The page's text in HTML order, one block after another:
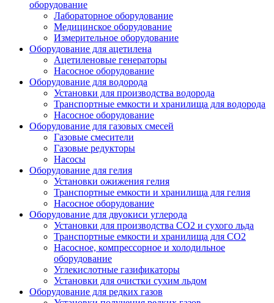
оборудование
Лабораторное оборудование
Медицинское оборудование
Измерительное оборудование
Оборудование для ацетилена
Ацетиленовые генераторы
Насосное оборудование
Оборудование для водорода
Установки для производства водорода
Транспортные емкости и хранилища для водорода
Насосное оборудование
Оборудование для газовых смесей
Газовые смесители
Газовые редукторы
Насосы
Оборудование для гелия
Установки ожижения гелия
Транспортные емкости и хранилища для гелия
Насосное оборудование
Оборудование для двуокиси углерода
Установки для производства СО2 и сухого льда
Транспортные емкости и хранилища для CO2
Насосное, компрессорное и холодильное
оборудование
Углекислотные газификаторы
Установки для очистки сухим льдом
Оборудование для редких газов